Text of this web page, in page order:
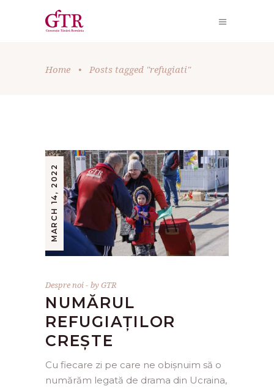
Home • Posts tagged "refugiati"
MARCH 14, 2022
Despre noi byGTR
NUMĂRUL
REFUGIAȚILOR
CREȘTE
Cu fiecare zi pe care ne obișnuim să o
numărăm legată de drama din Ucraina,